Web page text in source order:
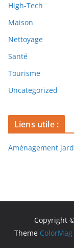
High-Tech
Maison
Nettoyage
Santé
Tourisme
Uncategorized
Liens utile :
Aménagement
Copyright
Theme ColorMag